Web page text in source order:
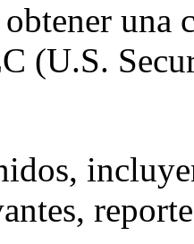
una
(U.S.